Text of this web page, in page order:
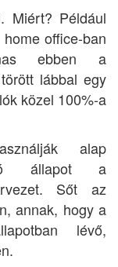
Miért? Például
office-ban
ebben a
lábbal egy
közel 100%-a
alap
állapot a
Sőt az
annak, hogy a
lévő,